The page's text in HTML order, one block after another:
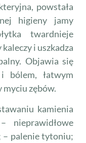
powstała
higieny jamy
twardnieje
i uszkadza
Objawia się
bólem, łatwym
myciu zębów.
kamienia
– palenie tytoniu;